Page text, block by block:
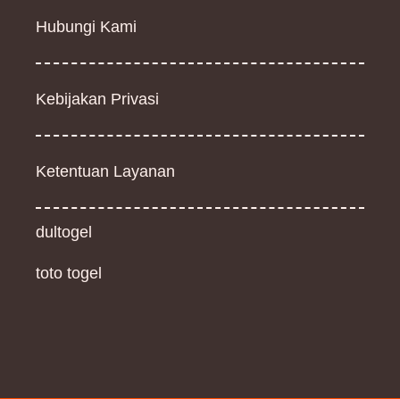
Hubungi Kami
Kebijakan Privasi
Ketentuan Layanan
dultogel
toto togel